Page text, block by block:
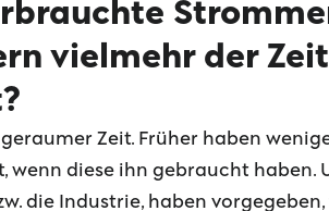
vielmehr der
Zeit. Früher haben
wenn diese ihn gebraucht haben.
die Industrie, haben